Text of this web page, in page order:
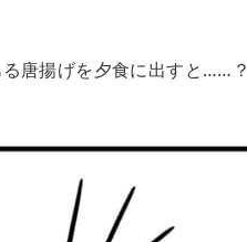
唐揚げを夕食に出すと……？